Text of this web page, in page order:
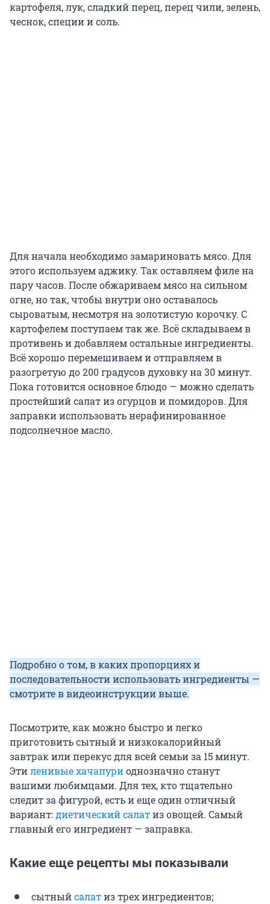
картофеля, лук, сладкий перец, перец чили, зелень,
чеснок, специи и соль.
Для начала необходимо замариновать мясо. Для
этого используем аджику. Так оставляем филе на
пару часов. После обжариваем мясо на сильном
огне, но так, чтобы внутри оно оставалось
сыроватым, несмотря на золотистую корочку. С
картофелем поступаем так же. Всё складываем в
противень и добавляем остальные ингредиенты.
Всё хорошо перемешиваем и отправляем в
разогретую до 200 градусов духовку на 30 минут.
Пока готовится основное блюдо — можно сделать
простейший салат из огурцов и помидоров. Для
заправки использовать нерафинированное
подсолнечное масло.
Подробно о том, в каких пропорциях и
последовательности использовать ингредиенты —
смотрите в видеоинструкции выше.
Посмотрите, как можно быстро и легко
приготовить сытный и низкокалорийный
завтрак или перекус для всей семьи за 15 минут.
Этиленивые хачапуриоднозначно станут
вашими любимцами. Для тех, кто тщательно
следит за фигурой, есть и еще один отличный
вариант:диетический салатиз овощей. Самый
главный его ингредиент — заправка.
Какие еще рецепты мы показывали
сытныйсалатиз трех ингредиентов;